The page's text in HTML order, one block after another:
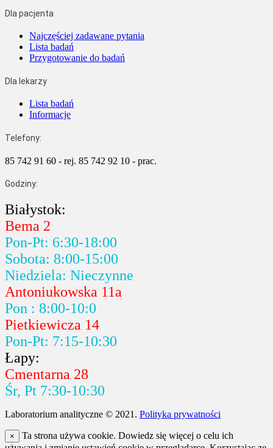
Dla pacjenta
Najczęściej zadawane pytania
Lista badań
Przygotowanie do badań
Dla lekarzy
Lista badań
Informacje
Telefony:
85 742 91 60 - rej. 85 742 92 10 - prac.
Godziny:
Białystok:
Bema 2
Pon-Pt: 6:30-18:00
Sobota: 8:00-15:00
Niedziela: Nieczynne
Antoniukowska 11a
Pon : 8:00-10:0
Pietkiewicza 14
Pon-Pt: 7:15-10:30
Łapy:
Cmentarna 28
Śr, Pt 7:30-10:30
Laboratorium analityczne © 2021. Polityka prywatności
×
Ta strona używa cookie. Dowiedz się więcej o celu ich